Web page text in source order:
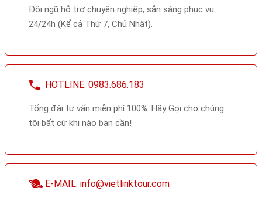
Đội ngũ hỗ trợ chuyên nghiệp, sẵn sàng phục vụ
24/24h (Kể cả Thứ 7, Chủ Nhật).
HOTLINE: 0983.686.183
Tổng đài tư vấn miễn phí 100%. Hãy Gọi cho chúng
tôi bất cứ khi nào bạn cần!
E-MAIL: info@vietlinktour.com